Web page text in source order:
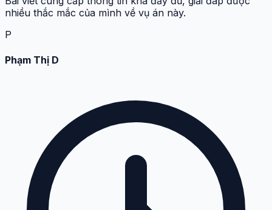
nhiều thắc mắc của mình về vụ án này.
P
Phạm Thị D